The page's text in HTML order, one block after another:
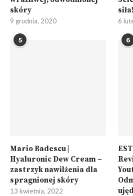
skóry
9 grudnia, 2020
siła!
6
5
Mario Badescu |
Hyaluronic Dew Cream –
zastrzyk nawilżenia dla
spragnionej skóry
13 kwietnia, 2022
6